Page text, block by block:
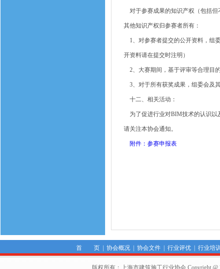
对于参赛成果的知识产权（包括但
其他知识产权归参赛者所有：
1、对参赛者提交的公开资料，组
开资料请在提交时注明）
2、大赛期间，基于评审等合理目
3、对于所有获奖成果，组委会及
十二、相关活动：
为了促进行业对BIM技术的认识以
请关注本协会通知。
附件：参赛申报表
首 页| 协会概况| 协会文件| 行业评优| 行业培
版权所有：上海市建筑施工行业协会 Copyright @